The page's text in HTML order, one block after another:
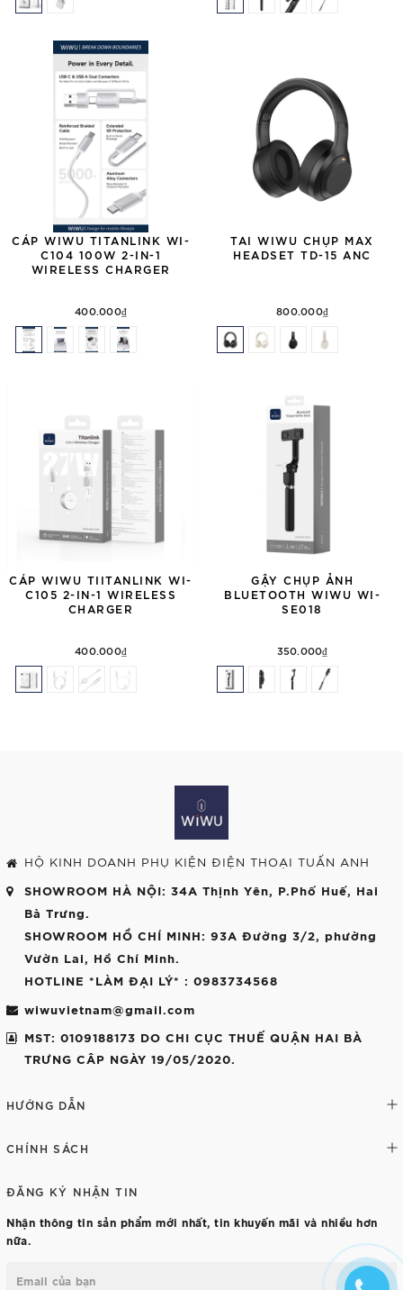
CÁP WIWU TITANLINK WI-
C104 100W 2-IN-1
WIRELESS CHARGER
400.000₫
TAI WIWU CHỤP MAX
HEADSET TD-15 ANC
800.000₫
CÁP WIWU TIITANLINK WI-
C105 2-IN-1 WIRELESS
CHARGER
400.000₫
GẬY CHỤP ẢNH
BLUETOOTH WIWU WI-
SE018
350.000₫
HỘ KINH DOANH PHỤ KIỆN ĐIỆN THOẠI TUẤN ANH
SHOWROOM HÀ NỘI: 34A Thịnh Yên, P.Phố Huế, Hai
Bà Trưng.
SHOWROOM HỒ CHÍ MINH: 93A Đường 3/2, phường
Vườn Lai, Hồ Chí Minh.
HOTLINE *LÀM ĐẠI LÝ* : 0983734568
wiwuvietnam@gmail.com
MST: 0109188173 DO CHI CỤC THUẾ QUẬN HAI BÀ
TRƯNG CÂP NGÀY 19/05/2020.
HƯỚNG DẪN
CHÍNH SÁCH
ĐĂNG KÝ NHẬN TIN
Nhận thông tin sản phẩm mới nhất, tin khuyến mãi và nhiều hơn
nữa.